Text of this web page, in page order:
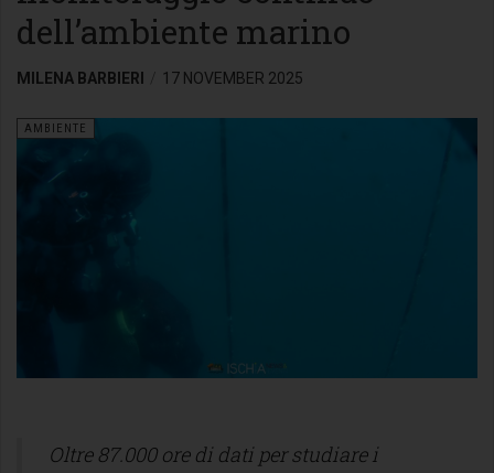
dell’ambiente marino
MILENA BARBIERI 17 NOVEMBER 2025
AMBIENTE
Oltre 87.000 ore di dati per studiare i